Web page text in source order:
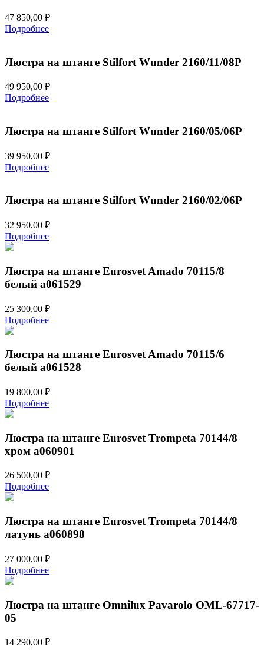
47 850,00 ₽
Подробнее
Люстра на штанге Stilfort Wunder 2160/11/08P
49 950,00 ₽
Подробнее
Люстра на штанге Stilfort Wunder 2160/05/06P
39 950,00 ₽
Подробнее
Люстра на штанге Stilfort Wunder 2160/02/06P
32 950,00 ₽
Подробнее
Люстра на штанге Eurosvet Amado 70115/8
белый a061529
25 300,00 ₽
Подробнее
Люстра на штанге Eurosvet Amado 70115/6
белый a061528
19 800,00 ₽
Подробнее
Люстра на штанге Eurosvet Trompeta 70144/8
хром a060901
26 500,00 ₽
Подробнее
Люстра на штанге Eurosvet Trompeta 70144/8
латунь a060898
27 000,00 ₽
Подробнее
Люстра на штанге Omnilux Pavarolo OML-67717-
05
14 290,00 ₽